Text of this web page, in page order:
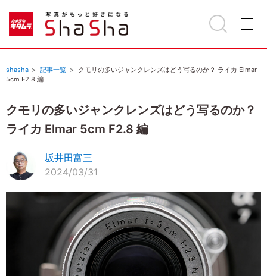
shasha 記事一覧
クモリの多いジャンクレンズはどう写るのか？ ライカ Elmar
5cm F2.8 編
クモリの多いジャンクレンズはどう写るのか？
ライカ Elmar 5cm F2.8 編
坂井田富三
2024/03/31